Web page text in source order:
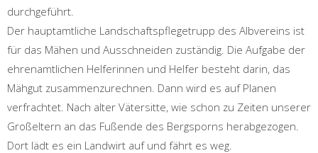
durchgeführt.
Der hauptamtliche Landschaftspflegetrupp des Albvereins ist
für das Mähen und Ausschneiden zuständig. Die Aufgabe der
ehrenamtlichen Helferinnen und Helfer besteht darin, das
Mähgut zusammenzurechnen. Dann wird es auf Planen
verfrachtet. Nach alter Vätersitte, wie schon zu Zeiten unserer
Großeltern an das Fußende des Bergsporns herabgezogen.
Dort lädt es ein Landwirt auf und fährt es weg.